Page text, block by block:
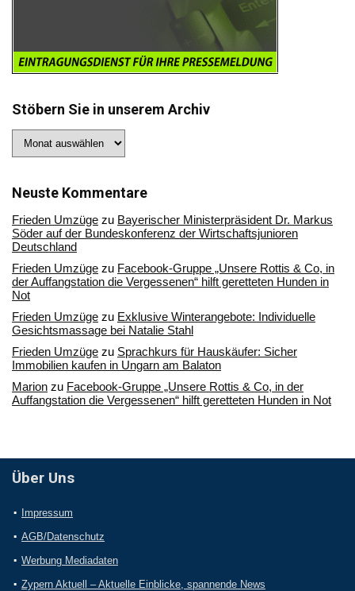
Stöbern Sie in unserem Archiv
Sie
Archiv
Neuste Kommentare
Frieden Umzüge zu Bayerischer Ministerpräsident Dr. Markus
Söder auf der Bundeskonferenz der Wirtschaftsjunioren
Deutschland
Frieden Umzüge zu Facebook-Gruppe „Unsere Rottis & Co, in
der Auffangstation die Vergessenen“ hilft geretteten Hunden in
Not
Frieden Umzüge zu Exklusive Winterangebote: Individuelle
Gesichtsmassage bei Natalie Stahl
Frieden Umzüge zu Sprachkurs für Hauskäufer: Sicher
Immobilien kaufen in Ungarn am Balaton
Marion zu Facebook-Gruppe „Unsere Rottis & Co, in der
Auffangstation die Vergessenen“ hilft geretteten Hunden in Not
Über Uns
Impressum
AGB/Datenschutz
Werbung Mediadaten
Zypern Aktuell – Aktuelle Einblicke, spannende News